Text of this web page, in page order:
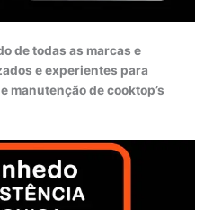
de todas as marcas e
e experientes para
manutenção de cooktop’s